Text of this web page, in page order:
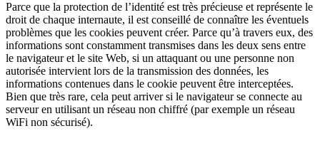
Parce que la protection de l’identité est très précieuse et représente le
droit de chaque internaute, il est conseillé de connaître les éventuels
problèmes que les cookies peuvent créer. Parce qu’à travers eux, des
informations sont constamment transmises dans les deux sens entre
le navigateur et le site Web, si un attaquant ou une personne non
autorisée intervient lors de la transmission des données, les
informations contenues dans le cookie peuvent être interceptées.
Bien que très rare, cela peut arriver si le navigateur se connecte au
serveur en utilisant un réseau non chiffré (par exemple un réseau
WiFi non sécurisé).